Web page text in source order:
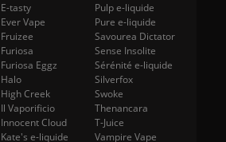
E-tasty
Ever Vape
Fruizee
Furiosa
Furiosa Eggz
Halo
High Creek
Il Vaporificio
Innocent Cloud
Kate's e-liquide
Pulp e-liquide
Pure e-liquide
Savourea Dictator
Sense Insolite
Sérénité e-liquide
Silverfox
Swoke
Thenancara
T-Juice
Vampire Vape